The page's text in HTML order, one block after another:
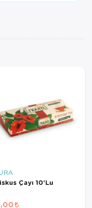
Çayı 10'Lu